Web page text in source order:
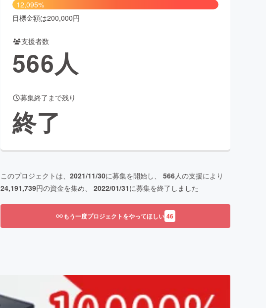
12,095%
目標金額は200,000円
支援者数
566人
募集終了まで残り
終了
このプロジェクトは、 2021/11/30に募集を開始し、 566人の支援により
24,191,739円の資金を集め、 2022/01/31に募集を終了しました
もう一度プロジェクトをやってほしい 46